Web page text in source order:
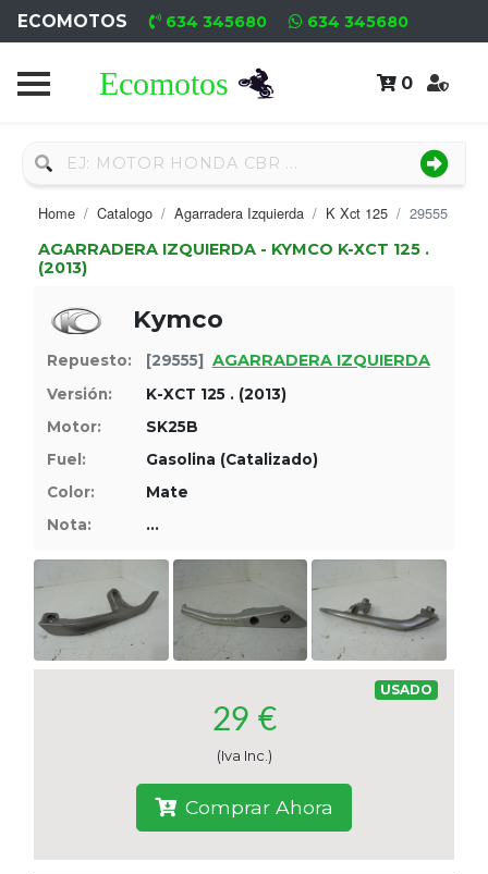
ECOMOTOS 634 345680 634 345680
0
Home
Nuevo
Motores
Nuevos
Motores
Usados
Tasaciones
Formulario
Empresa
Home Catalogo Agarradera Izquierda K Xct 125 29555
AGARRADERA IZQUIERDA - KYMCO K-XCT 125 .
(2013)
Kymco
Repuesto: [29555] AGARRADERA IZQUIERDA
Versión:
K-XCT 125 . (2013)
Motor:
SK25B
Fuel:
Gasolina (Catalizado)
Color:
Mate
Nota:
...
USADO
29 €
(Iva Inc.)
Comprar Ahora